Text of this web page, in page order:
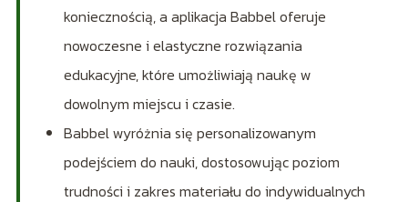
koniecznością, a aplikacja Babbel oferuje
nowoczesne i elastyczne rozwiązania
edukacyjne, które umożliwiają naukę w
dowolnym miejscu i czasie.
Babbel wyróżnia się personalizowanym
podejściem do nauki, dostosowując poziom
trudności i zakres materiału do indywidualnych